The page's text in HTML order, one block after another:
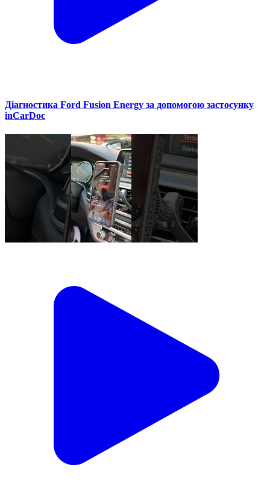
Діагностика Ford Fusion Energy за допомогою застосунку
inCarDoc